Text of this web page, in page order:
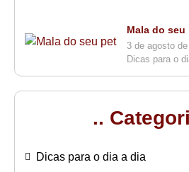
Mala do seu
3 de agosto
Dicas para o
..
Dicas para o dia a dia